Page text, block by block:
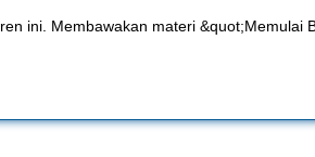
ini. Membawakan materi &quot;Memulai